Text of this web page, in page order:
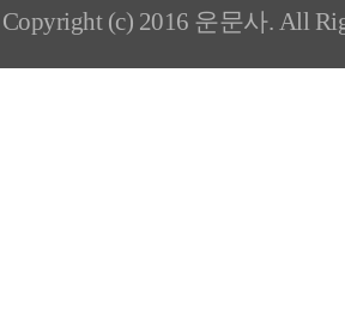
Copyright (c) 2016 운문사. All